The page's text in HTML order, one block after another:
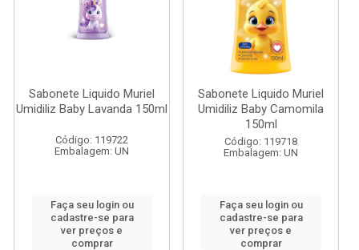
Sabonete Liquido Muriel
Umidiliz Baby Lavanda 150ml
Código: 119722
Embalagem: UN
Faça seu login ou
cadastre-se para
ver preços e
comprar
Sabonete Liquido Muriel
Umidiliz Baby Camomila
150ml
Código: 119718
Embalagem: UN
Faça seu login ou
cadastre-se para
ver preços e
comprar